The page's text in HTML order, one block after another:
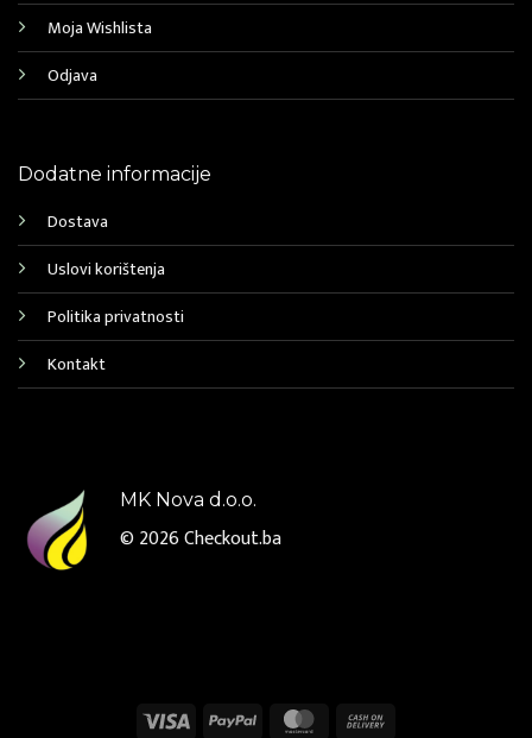
Moja Wishlista
Odjava
Dodatne informacije
Dostava
Uslovi korištenja
Politika privatnosti
Kontakt
MK Nova d.o.o.
© 2026Checkout.ba